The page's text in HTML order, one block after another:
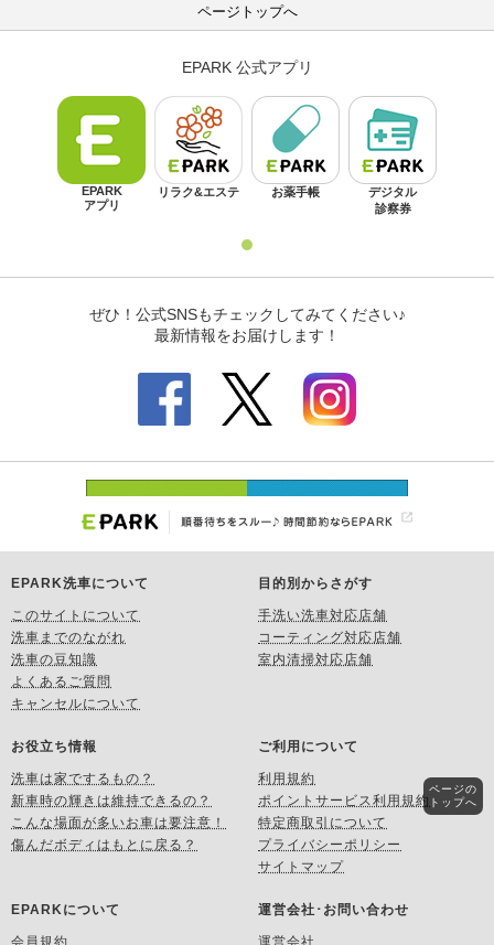
ページトップへ
EPARK洗車について
このサイトについて
洗車までのながれ
洗車の豆知識
よくあるご質問
キャンセルについて
目的別からさがす
手洗い洗車対応店舗
コーティング対応店舗
室内清掃対応店舗
お役立ち情報
洗車は家でするもの？
新車時の輝きは維持できるの？
こんな場面が多いお車は要注意！
傷んだボディはもとに戻る？
ご利用について
利用規約
ポイントサービス利用規約
特定商取引について
プライバシーポリシー
サイトマップ
EPARKについて
会員規約
運営会社･お問い合わせ
運営会社
ページの
トップへ